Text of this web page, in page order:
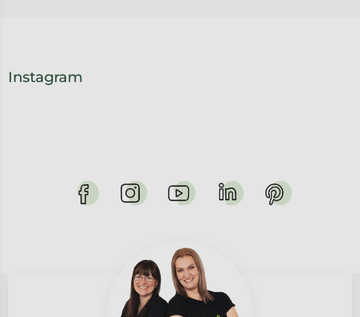
Instagram